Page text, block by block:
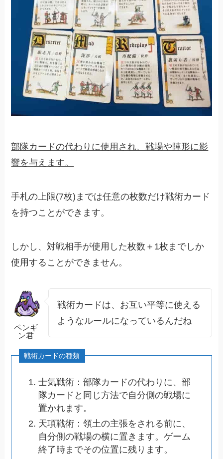
部隊カードの代わりに使用され、戦場や陣形に影
響を与えます。
手札の上限(7枚)までは任意の枚数だけ戦術カード
を持つことができます。
しかし、対戦相手が使用した枚数＋1枚までしか
使用することができません。
ペンギ
ン君
戦術カードは、お互い平等に使える
ようなルールになっているんだね
士気戦術：部隊カードの代わりに、部
隊カードと同じ方法で自分側の戦場に
置かれます。
天項戦術：領土の主張をされる前に、
自分側の戦場の横に置きます。ゲーム
終了時までその位置に残ります。